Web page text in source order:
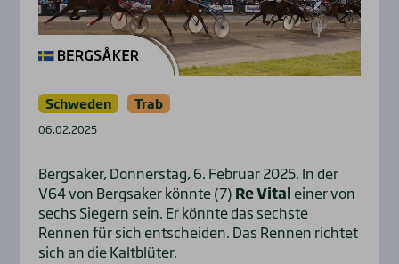
Schweden Trab
06.02.2025
Bergsaker, Donnerstag, 6. Februar 2025. In der
V64 von Bergsaker könnte (7) Re Vital einer von
sechs Siegern sein. Er könnte das sechste
Rennen für sich entscheiden. Das Rennen richtet
sich an die Kaltblüter.